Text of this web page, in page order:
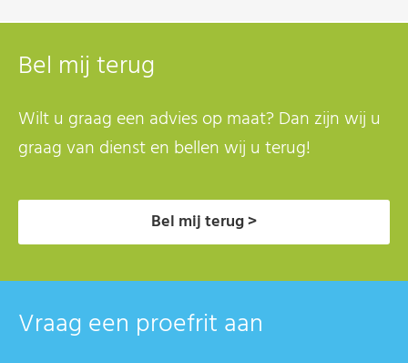
Bel mij terug
Wilt u graag een advies op maat? Dan zijn wij u
graag van dienst en bellen wij u terug!
Bel mij terug >
Vraag een proefrit aan